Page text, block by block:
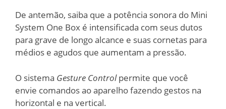
De antemão, saiba que a potência sonora do Mini
System One Box é intensificada com seus dutos
para grave de longo alcance e suas cornetas para
médios e agudos que aumentam a pressão.
O sistema Gesture Controlpermite que você
envie comandos ao aparelho fazendo gestos na
horizontal e na vertical.